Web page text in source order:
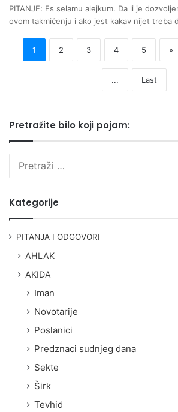
PITANJE: Es selamu alejkum. Da li je
ovom takmičenju i ako jest kakav nijet treba
1 2 3 4 5 »
... Last
Pretražite bilo koji pojam:
Kategorije
PITANJA I ODGOVORI
AHLAK
AKIDA
Iman
Novotarije
Poslanici
Predznaci sudnjeg dana
Sekte
Širk
Tevhid